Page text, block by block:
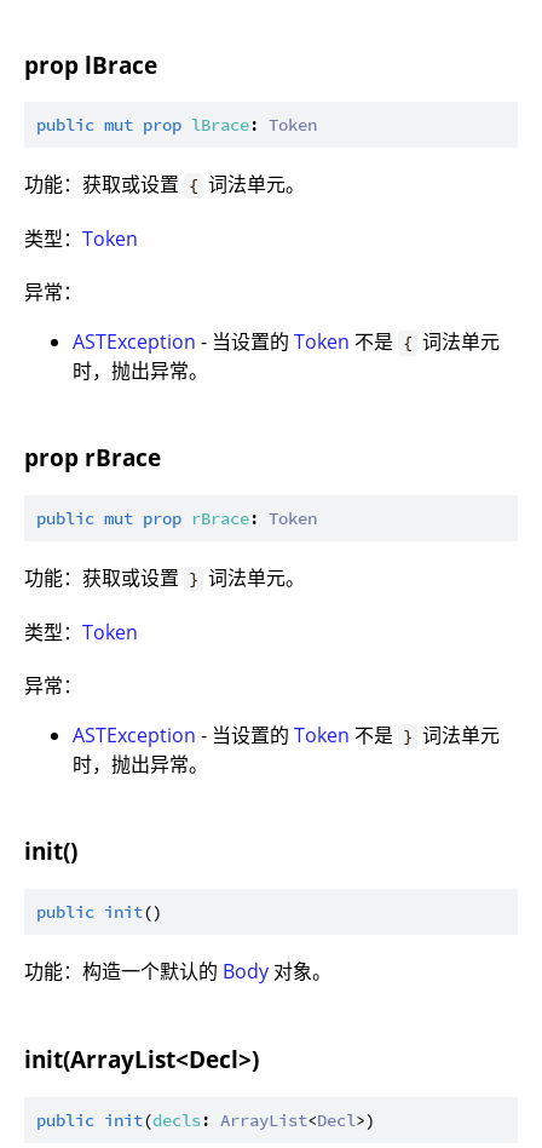
prop lBrace
public mut prop lBrace: Token
功能：获取或设置 { 词法单元。
类型： Token
异常：
ASTException - 当设置的 Token 不是 { 词法单元
时，抛出异常。
prop rBrace
public mut prop rBrace: Token
功能：获取或设置 } 词法单元。
类型： Token
异常：
ASTException - 当设置的 Token 不是 } 词法单元
时，抛出异常。
init()
public init
功能：构造一个默认的 Body 对象。
init(ArrayList<Decl>)
public init(decls: ArrayList<Decl